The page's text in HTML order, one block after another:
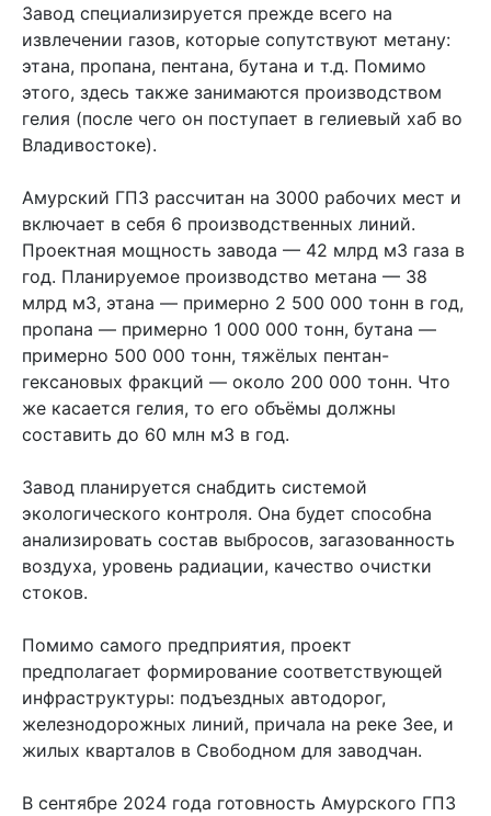
Завод специализируется прежде всего на
извлечении газов, которые сопутствуют метану:
этана, пропана, пентана, бутана и т.д. Помимо
этого, здесь также занимаются производством
гелия (после чего он поступает в гелиевый хаб во
Владивостоке).
Амурский ГПЗ рассчитан на 3000 рабочих мест и
включает в себя 6 производственных линий.
Проектная мощность завода — 42 млрд м3 газа в
год. Планируемое производство метана — 38
млрд м3, этана — примерно 2 500 000 тонн в год,
пропана — примерно 1 000 000 тонн, бутана —
примерно 500 000 тонн, тяжёлых пентан-
гексановых фракций — около 200 000 тонн. Что
же касается гелия, то его объёмы должны
составить до 60 млн м3 в год.
Завод планируется снабдить системой
экологического контроля. Она будет способна
анализировать состав выбросов, загазованность
воздуха, уровень радиации, качество очистки
стоков.
Помимо самого предприятия, проект
предполагает формирование соответствующей
инфраструктуры: подъездных автодорог,
железнодорожных линий, причала на реке Зее, и
жилых кварталов в Свободном для заводчан.
В сентябре 2024 года готовность Амурского ГПЗ